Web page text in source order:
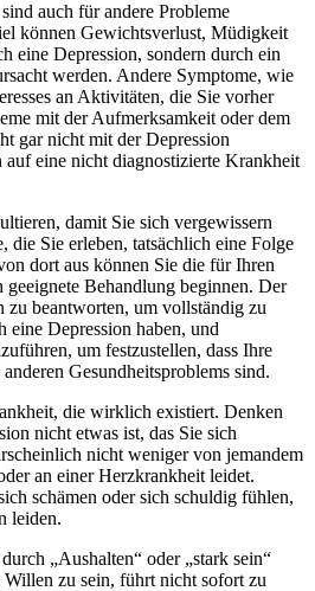
auch für andere Probleme
können Gewichtsverlust, Müdigkeit
eine Depression, sondern durch ein
werden. Andere Symptome, wie
an Aktivitäten, die Sie vorher
mit der Aufmerksamkeit oder dem
gar nicht mit der Depression
auf eine nicht diagnostizierte Krankheit
damit Sie sich vergewissern
die Sie erleben, tatsächlich eine Folge
dort aus können Sie die für Ihren
Behandlung beginnen. Der
zu beantworten, um vollständig zu
eine Depression haben, und
um festzustellen, dass Ihre
Gesundheitsproblems sind.
die wirklich existiert. Denken
nicht etwas ist, das Sie sich
nicht weniger von jemandem
an einer Herzkrankheit leidet.
schämen oder sich schuldig fühlen,
leiden.
„Aushalten“ oder „stark sein“
zu sein, führt nicht sofort zu